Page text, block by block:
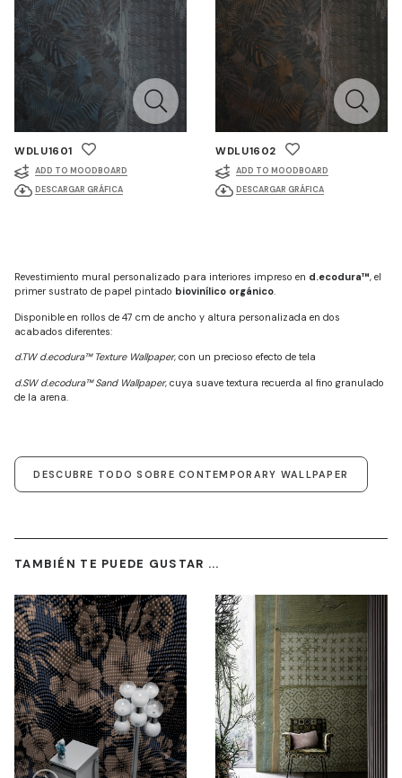
WDLU1601
ADD TO MOODBOARD
DESCARGAR GRÁFICA
WDLU1602
ADD TO MOODBOARD
DESCARGAR GRÁFICA
Revestimiento mural personalizado para interiores impreso en d.ecodura™, el
primer sustrato de papel pintado biovinílico orgánico.
Disponible en rollos de 47 cm de ancho y altura personalizada en dos
acabados diferentes:
d.TW d.ecodura™ Texture Wallpaper, con un precioso efecto de tela
d.SW d.ecodura™ Sand Wallpaper, cuya suave textura recuerda al fino granulado
de la arena.
DESCUBRE TODO SOBRE CONTEMPORARY WALLPAPER
TAMBIÉN TE PUEDE GUSTAR ...